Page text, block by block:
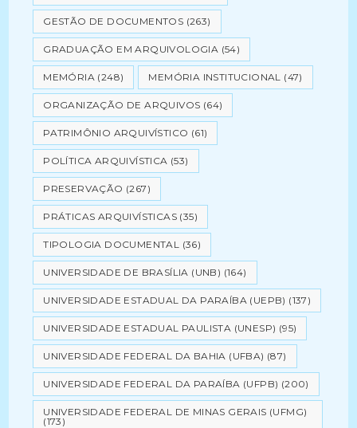
GESTÃO DE DOCUMENTOS (263)
GRADUAÇÃO EM ARQUIVOLOGIA (54)
MEMÓRIA (248) MEMÓRIA INSTITUCIONAL (47)
ORGANIZAÇÃO DE ARQUIVOS (64)
PATRIMÔNIO ARQUIVÍSTICO (61)
POLÍTICA ARQUIVÍSTICA (53)
PRESERVAÇÃO (267)
PRÁTICAS ARQUIVÍSTICAS (35)
TIPOLOGIA DOCUMENTAL (36)
UNIVERSIDADE DE BRASÍLIA (UNB) (164)
UNIVERSIDADE ESTADUAL DA PARAÍBA (UEPB) (137)
UNIVERSIDADE ESTADUAL PAULISTA (UNESP) (95)
UNIVERSIDADE FEDERAL DA BAHIA (UFBA) (87)
UNIVERSIDADE FEDERAL DA PARAÍBA (UFPB) (200)
UNIVERSIDADE FEDERAL DE MINAS GERAIS (UFMG)
(173)